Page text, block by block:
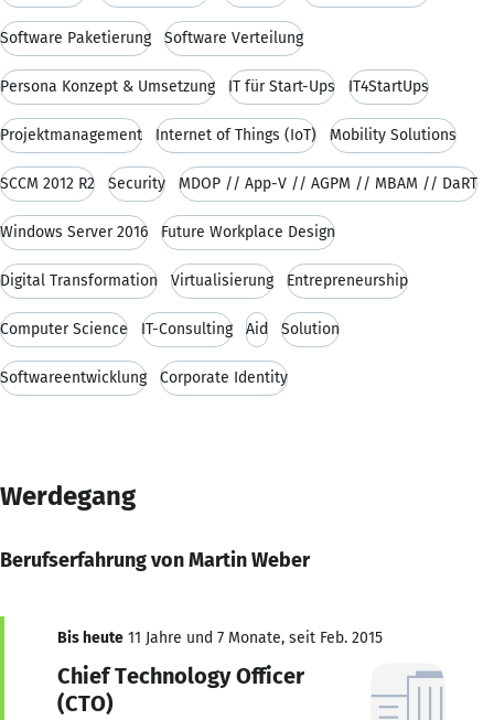
Software Paketierung Software Verteilung
Persona Konzept & Umsetzung IT für Start-Ups IT4StartUps
Projektmanagement Internet of Things (IoT) Mobility Solutions
SCCM 2012 R2 Security MDOP // App-V // AGPM // MBAM // DaRT
Windows Server 2016 Future Workplace Design
Digital Transformation Virtualisierung Entrepreneurship
Computer Science IT-Consulting Aid Solution
Softwareentwicklung Corporate Identity
Werdegang
Berufserfahrung von Martin Weber
Bis heute 11 Jahre und 7 Monate, seit Feb. 2015
Chief Technology Officer
(CTO)